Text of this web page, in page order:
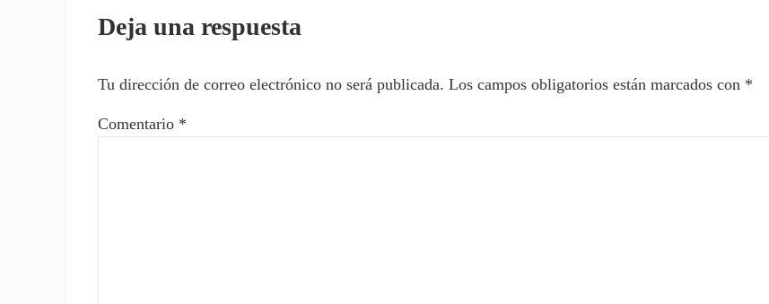
Deja una respuesta
Tu dirección de correo electrónico no será publicada. Los campos obligatorios están marcados con *
Comentario *